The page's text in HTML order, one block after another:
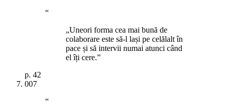
“
„Uneori forma cea mai bună de
colaborare este să-l lași pe celălalt în
pace și să intervii numai atunci când
el îți cere.”
p. 42
007
“